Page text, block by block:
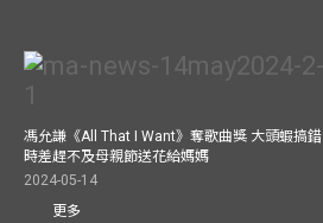
馮允謙《All That I Want》奪歌曲獎 大頭蝦搞錯
時差趕不及母親節送花給媽媽
2024-05-14
更多